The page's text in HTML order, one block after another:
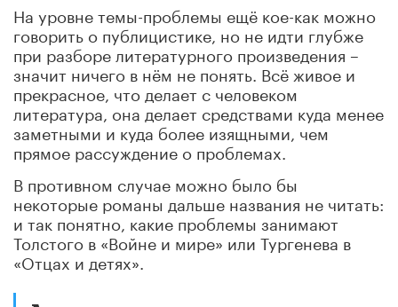
На уровне темы-проблемы ещё кое-как можно
говорить о публицистике, но не идти глубже
при разборе литературного произведения –
значит ничего в нём не понять. Всё живое и
прекрасное, что делает с человеком
литература, она делает средствами куда менее
заметными и куда более изящными, чем
прямое рассуждение о проблемах.
В противном случае можно было бы
некоторые романы дальше названия не читать:
и так понятно, какие проблемы занимают
Толстого в «Войне и мире» или Тургенева в
«Отцах и детях».